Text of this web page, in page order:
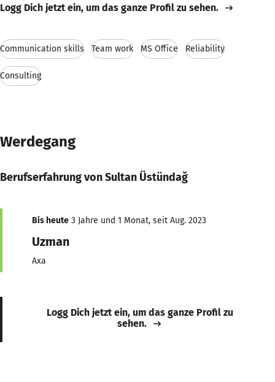
Logg Dich jetzt ein, um das ganze Profil zu sehen.
Communication skills Team work MS Office Reliability
Consulting
Werdegang
Berufserfahrung von Sultan Üstündağ
Bis heute 3 Jahre und 1 Monat, seit Aug. 2023
Uzman
Axa
Logg Dich jetzt ein, um das ganze Profil zu
sehen.